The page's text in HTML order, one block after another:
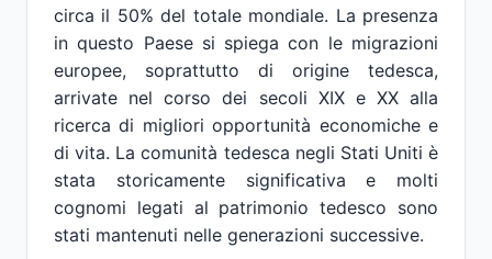
circa il 50% del totale mondiale. La presenza
in questo Paese si spiega con le migrazioni
europee, soprattutto di origine tedesca,
arrivate nel corso dei secoli XIX e XX alla
ricerca di migliori opportunità economiche e
di vita. La comunità tedesca negli Stati Uniti è
stata storicamente significativa e molti
cognomi legati al patrimonio tedesco sono
stati mantenuti nelle generazioni successive.